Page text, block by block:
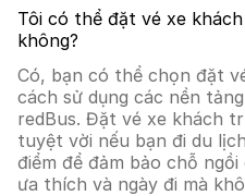
Tôi có thể đặt vé xe
không?
Có, bạn có thể chọn đặt
cách sử dụng các nền
redBus. Đặt vé xe khách
tuyệt vời nếu bạn đi du
điểm để đảm bảo chỗ
ưa thích và ngày đi mà